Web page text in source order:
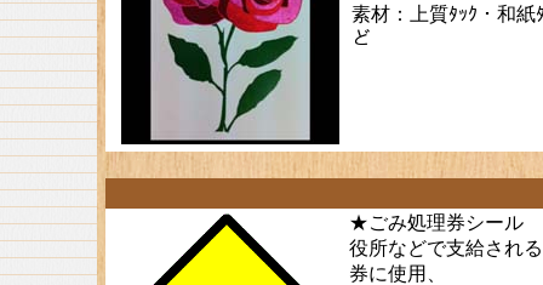
素材：上質ﾀｯｸ・和紙
ど
★ごみ処理券シール
役所などで支給され
券に使用、